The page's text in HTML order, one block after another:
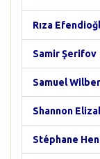
Rıza
Samir Şerifov
Samuel
Shannon
Stéphane